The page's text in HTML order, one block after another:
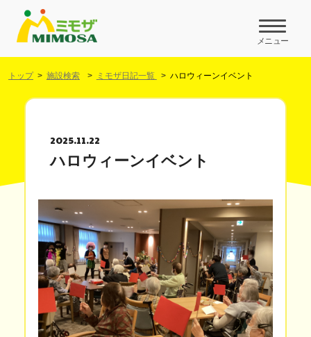
メニュー
トップ 施設検索 ミモザ日記一覧 ハロウィーンイベント
2025.11.22
ハロウィーンイベント